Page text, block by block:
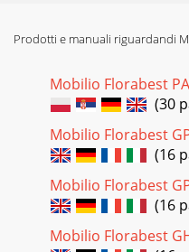
Prodotti e manuali riguardandi
Mobilio Florabest
(30
Mobilio Florabest
(16
Mobilio Florabest
(16
Mobilio Florabest